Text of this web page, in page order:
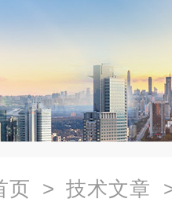
页 > 技术文章